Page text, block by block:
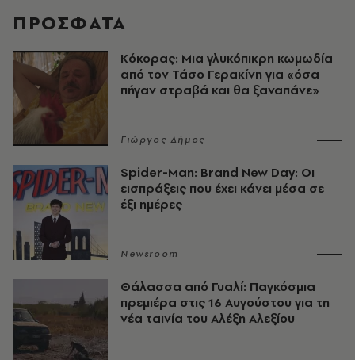
ΠΡΟΣΦΑΤΑ
Κόκορας: Μια γλυκόπικρη κωμωδία
από τον Τάσο Γερακίνη για «όσα
πήγαν στραβά και θα ξαναπάνε»
Γιώργος Δήμος
Spider-Man: Brand New Day: Οι
εισπράξεις που έχει κάνει μέσα σε
έξι ημέρες
Newsroom
Θάλασσα από Γυαλί: Παγκόσμια
πρεμιέρα στις 16 Αυγούστου για τη
νέα ταινία του Αλέξη Αλεξίου